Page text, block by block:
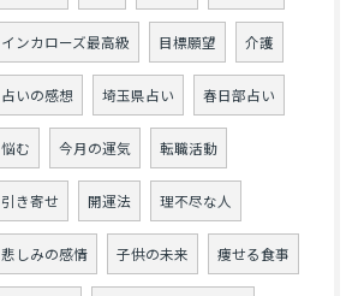
インカローズ最高級 目標願望 介護
占いの感想 埼玉県占い 春日部占い
悩む 今月の運気 転職活動
引き寄せ 開運法 理不尽な人
悲しみの感情 子供の未来 痩せる食事